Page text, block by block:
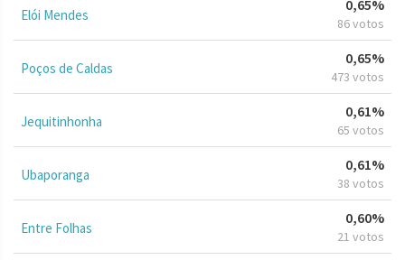
Elói Mendes
0,65%
86 votos
Poços de Caldas
0,65%
473 votos
Jequitinhonha
0,61%
65 votos
Ubaporanga
0,61%
38 votos
Entre Folhas
0,60%
21 votos